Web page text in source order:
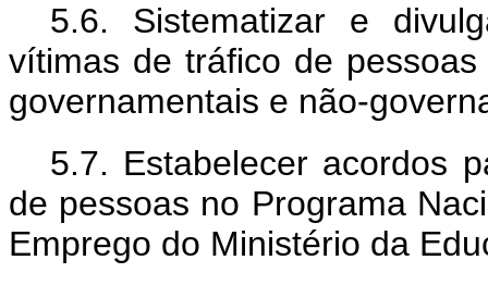
5.6. Sistematizar e
vítimas de tráfico de
governamentais e não-
5.7. Estabelecer acordos
de pessoas no Programa
Emprego do Ministério da